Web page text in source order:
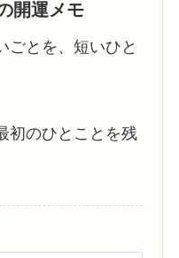
開運メモ
ごとを、短いひと
初のひとことを残